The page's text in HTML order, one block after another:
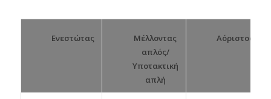
Ενεστώτας
Μέλλοντας
απλός/
Υποτακτική
απλή
Αόριστος